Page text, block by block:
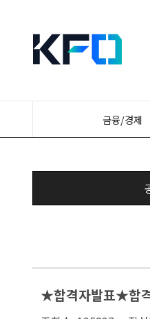
금융/경제
★합격자발표★합